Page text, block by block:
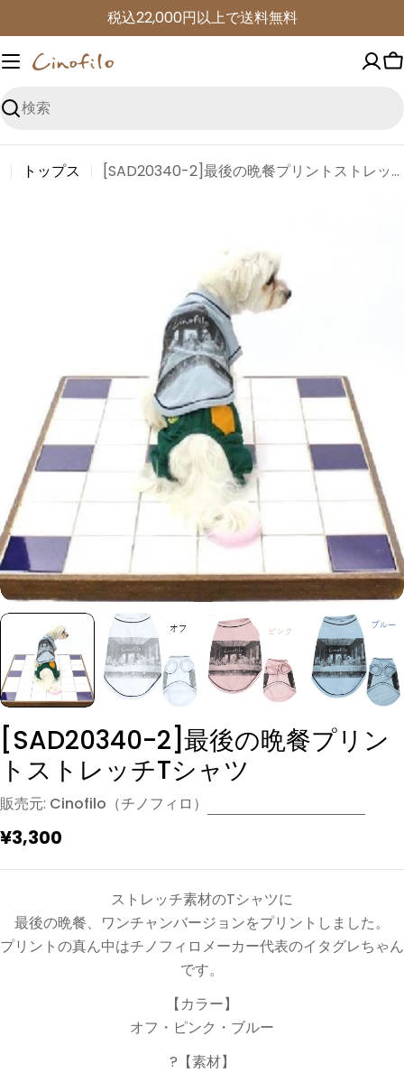
ン
テ
ツ
進
む
税込22,000円以上で送料無料
検
索
トップス
[SAD20340-2]最後の晩餐プリントストレッチTシャツ
ーダルでメディア (0) を開く
[SAD20340-2]最後の晩餐プリン
トストレッチTシャツ
販売元: Cinofilo（チノフィロ）
通
¥3,300
ストレッチ素材のTシャツに
最後の晩餐、ワンチャンバージョンをプリントしました。
プリントの真ん中はチノフィロメーカー代表のイタグレちゃん
です。
【カラー】
オフ・ピンク・ブルー
?【素材】